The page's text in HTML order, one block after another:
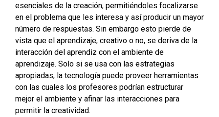
esenciales de la creación, permitiéndoles focalizarse
en el problema que les interesa y así producir un mayor
número de respuestas. Sin embargo esto pierde de
vista que el aprendizaje, creativo o no, se deriva de la
interacción del aprendiz con el ambiente de
aprendizaje. Solo si se usa con las estrategias
apropiadas, la tecnología puede proveer herramientas
con las cuales los profesores podrían estructurar
mejor el ambiente y afinar las interacciones para
permitir la creatividad.